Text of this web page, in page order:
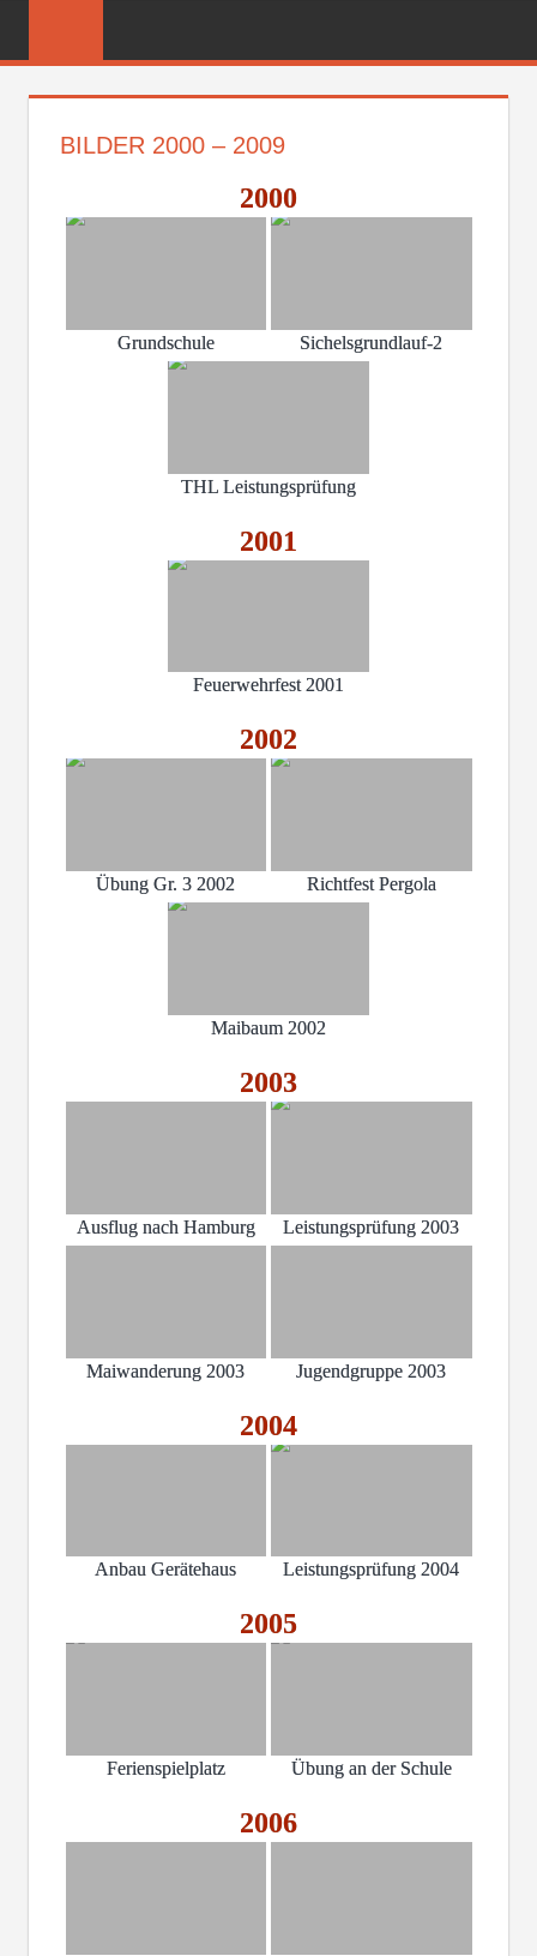
FEUERWEHR
BILDER 2000 – 2009
2000
Grundschule Sichelsgrundlauf-2
THL Leistungsprüfung
2001
Feuerwehrfest 2001
2002
Übung Gr. 3 2002 Richtfest Pergola
Maibaum 2002
2003
Ausflug nach Hamburg Leistungsprüfung 2003
Maiwanderung 2003 Jugendgruppe 2003
2004
Anbau Gerätehaus Leistungsprüfung 2004
2005
Ferienspielplatz Übung an der Schule
2006